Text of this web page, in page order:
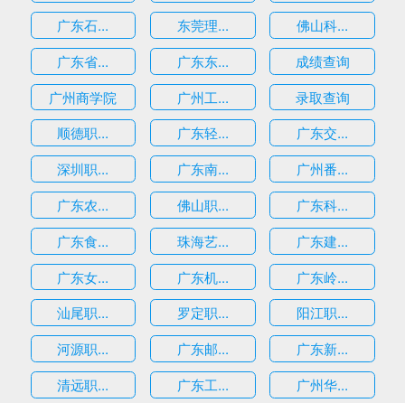
广东石...
东莞理...
佛山科...
广东省...
广东东...
成绩查询
广州商学院
广州工...
录取查询
顺德职...
广东轻...
广东交...
深圳职...
广东南...
广州番...
广东农...
佛山职...
广东科...
广东食...
珠海艺...
广东建...
广东女...
广东机...
广东岭...
汕尾职...
罗定职...
阳江职...
河源职...
广东邮...
广东新...
清远职...
广东工...
广州华...